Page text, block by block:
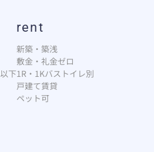
下
rent
新築・築浅
敷金・礼金ゼロ
1R・1Kバストイレ別
戸建て賃貸
ペット可